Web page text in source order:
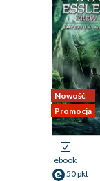
Nowość
Promocja
ebook
50 pkt